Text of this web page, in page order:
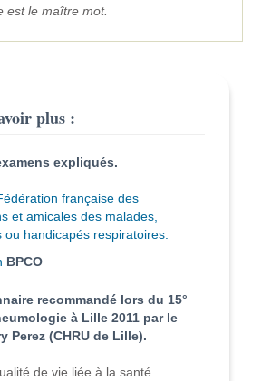
est le maître mot.
plus :
expliqués.
française des
et amicales des malades,
ou handicapés respiratoires.
BPCO
recommandé lors du 15°
à Lille 2011 par le
Perez (CHRU de Lille).
de vie liée à la santé